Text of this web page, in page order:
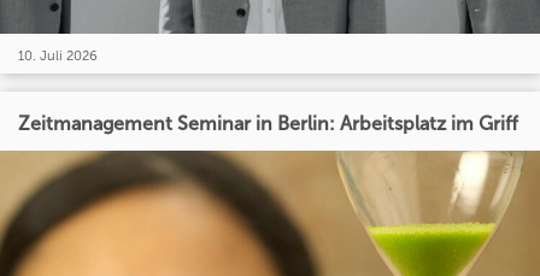
10. Juli 2026
Zeitmanagement Seminar in Berlin: Arbeitsplatz im Griff